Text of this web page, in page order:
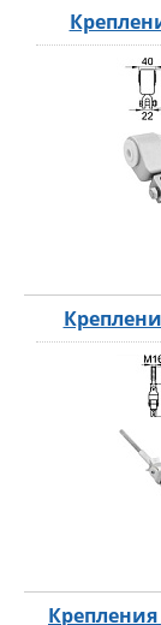
Крепления